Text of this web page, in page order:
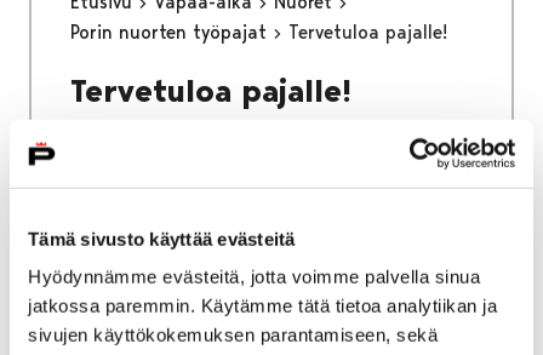
Tämä sivusto käyttää evästeitä
Hyödynnämme evästeitä, jotta voimme palvella sinua
jatkossa paremmin. Käytämme tätä tietoa analytiikan ja
sivujen käyttökokemuksen parantamiseen, sekä
Porin nuorten työpajat
Tervetuloa pajalle!
Tervetuloa pajalle!
Liikenne ja veneily
Liikenneväylien kunnossapito